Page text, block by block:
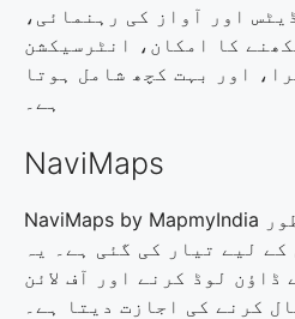
اور آواز کی رہنمائی،
کا امکان، انٹرسیکشن
اور بہت کچھ شامل ہوتا
ہے۔
NaviMaps
NaviMaps by MapmyIndia ایک ایپ ہے جو خصوصی طور
کے لیے تیار کی گئی ہے۔ یہ
ڈاؤن لوڈ کرنے اور آف لائن
کرنے کی اجازت دیتا ہے۔